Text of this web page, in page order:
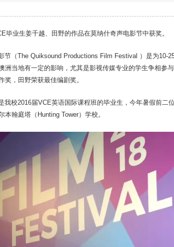
毕业生姜千越、田野的作品在莫纳什奇声电影节中获奖。
节（The Quiksound Productions Film Festival ）是为10-
洲当地有一定的影响，尤其是影视传媒专业的学生争相参
奖，田野荣获最佳编剧奖。
我校2016届VCE英语国际课程班的毕业生，今年暑假前二
本翰庭塔（Hunting Tower）学校。